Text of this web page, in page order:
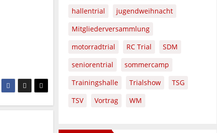
hallentrial
jugendweihnacht
Mitgliederversammlung
motorradtrial
RC Trial
SDM
seniorentrial
sommercamp
Trainingshalle
Trialshow
TSG
TSV
Vortrag WM